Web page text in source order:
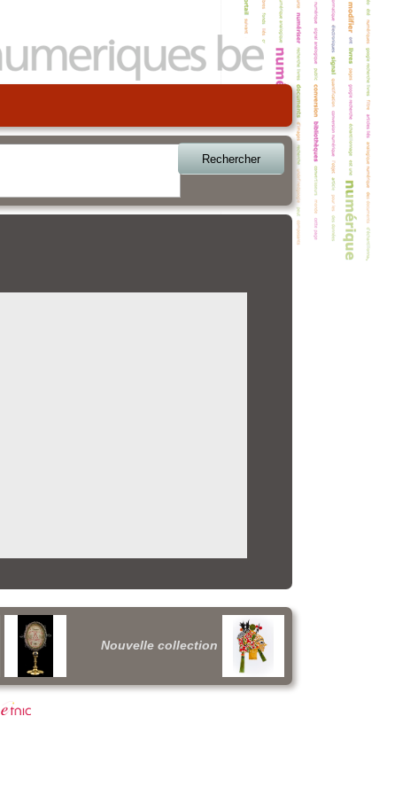
Rechercher
Nouvelle collection